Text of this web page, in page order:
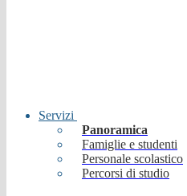
Servizi
Panoramica
Famiglie e studenti
Personale scolastico
Percorsi di studio